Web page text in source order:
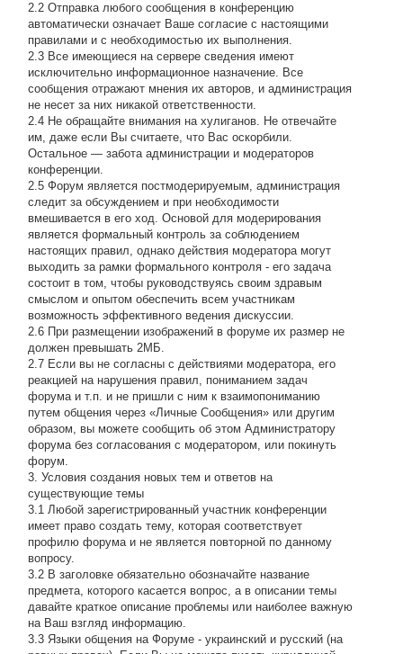
2.2 Отправка любого сообщения в конференцию
автоматически означает Ваше согласие с настоящими
правилами и с необходимостью их выполнения.
2.3 Все имеющиеся на сервере сведения имеют
исключительно информационное назначение. Все
сообщения отражают мнения их авторов, и администрация
не несет за них никакой ответственности.
2.4 Не обращайте внимания на хулиганов. Не отвечайте
им, даже если Вы считаете, что Вас оскорбили.
Остальное — забота администрации и модераторов
конференции.
2.5 Форум является постмодерируемым, администрация
следит за обсуждением и при необходимости
вмешивается в его ход. Основой для модерирования
является формальный контроль за соблюдением
настоящих правил, однако действия модератора могут
выходить за рамки формального контроля - его задача
состоит в том, чтобы руководствуясь своим здравым
смыслом и опытом обеспечить всем участникам
возможность эффективного ведения дискуссии.
2.6 При размещении изображений в форуме их размер не
должен превышать 2МБ.
2.7 Если вы не согласны с действиями модератора, его
реакцией на нарушения правил, пониманием задач
форума и т.п. и не пришли с ним к взаимопониманию
путем общения через «Личные Сообщения» или другим
образом, вы можете сообщить об этом Администратору
форума без согласования с модератором, или покинуть
форум.
3. Условия создания новых тем и ответов на
существующие темы
3.1 Любой зарегистрированный участник конференции
имеет право создать тему, которая соответствует
профилю форума и не является повторной по данному
вопросу.
3.2 В заголовке обязательно обозначайте название
предмета, которого касается вопрос, а в описании темы
давайте краткое описание проблемы или наиболее важную
на Ваш взгляд информацию.
3.3 Языки общения на Форуме - украинский и русский (на